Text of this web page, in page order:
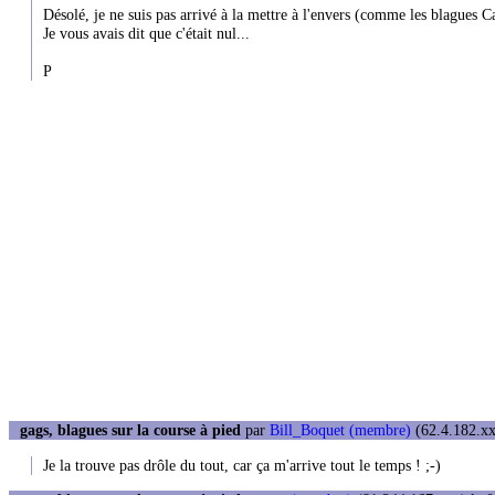
Désolé, je ne suis pas arrivé à la mettre à l'envers (comme les blagues
Je vous avais dit que c'était nul...
P
gags, blagues sur la course à pied par Bill_Boquet (membre)
Je la trouve pas drôle du tout, car ça m'arrive tout le temps ! ;-)